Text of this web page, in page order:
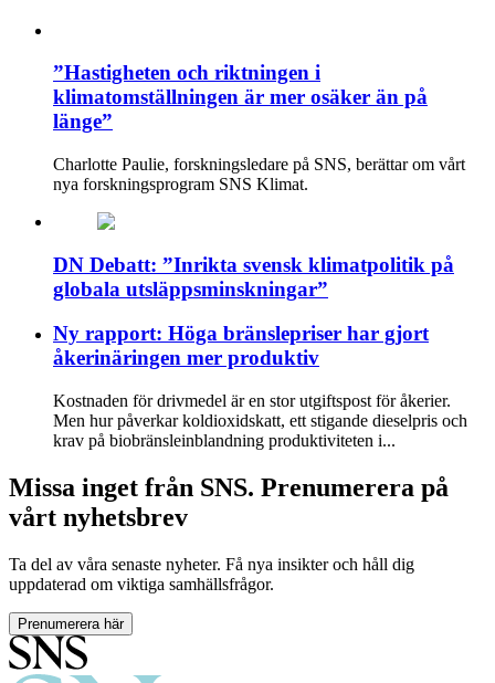
”Hastigheten och riktningen i
klimatomställningen är mer osäker än på
länge”
Charlotte Paulie, forskningsledare på SNS, berättar om vårt
nya forskningsprogram SNS Klimat.
DN Debatt: ”Inrikta svensk klimatpolitik på
globala utsläppsminskningar”
Ny rapport: Höga bränslepriser har gjort
åkerinäringen mer produktiv
Kostnaden för drivmedel är en stor utgiftspost för åkerier.
Men hur påverkar koldioxidskatt, ett stigande dieselpris och
krav på biobränsleinblandning produktiviteten i...
Missa inget från SNS. Prenumerera på
vårt nyhetsbrev
Ta del av våra senaste nyheter. Få nya insikter och håll dig
uppdaterad om viktiga samhällsfrågor.
Prenumerera här